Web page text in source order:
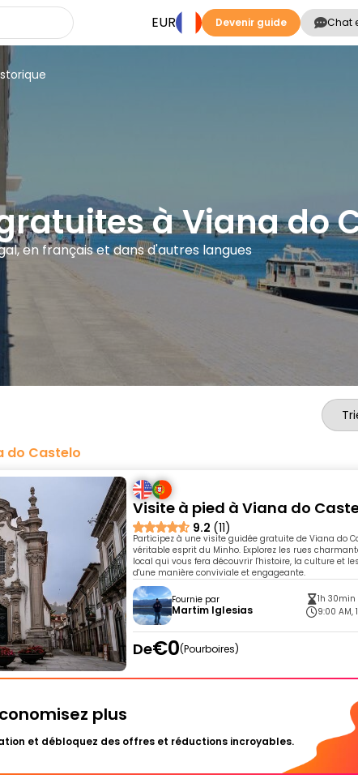
EUR Devenir guide Chat
à Viana do
en français et dans d'autres langues
do Castelo
Visite à pied à Viana do
9.2 (11)
Participez à une visite guidée gratuite de Viana do
véritable esprit du Minho. Explorez les rues
local qui vous fera découvrir l'histoire, la culture et
d'une manière conviviale et engageante.
Fournie par
Martim Iglesias
1h 30min
9:00 AM,
De€0 Pourboires
plus
et débloquez des offres et réductions incroyables.